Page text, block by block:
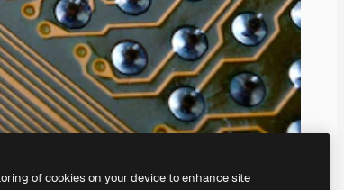
of cookies on your device to enhance site